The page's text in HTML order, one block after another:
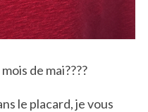
de mai????
le placard, je vous